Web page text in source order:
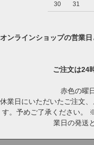
30
31
オンラインショップの営業
ご注文は24
赤色の曜
休業日にいただいたご注文
す。予めご了承ください。
業日の発送